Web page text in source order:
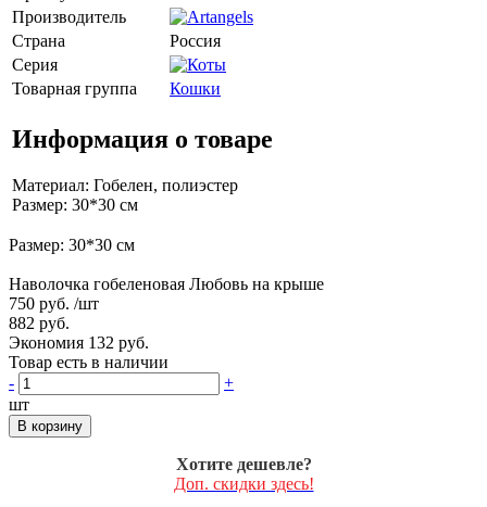
Производитель
Страна
Россия
Серия
Товарная группа
Кошки
Информация о товаре
Материал: Гобелен, полиэстер
Размер: 30*30 см
Размер: 30*30 см
Наволочка гобеленовая Любовь на крыше
750 руб. /шт
882 руб.
Экономия 132 руб.
Товар есть в наличии
-
+
шт
В корзину
Хотите дешевле?
Доп. скидки здесь!